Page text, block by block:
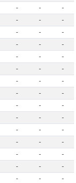
- -
-
- -
-
- -
-
- -
-
- -
-
- -
-
- -
-
- -
-
- -
-
- -
-
- -
-
- -
-
- -
-
- -
-
- -
-